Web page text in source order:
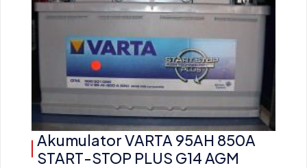
Akumulator VARTA 95AH 850A
START-STOP PLUS G14 AGM